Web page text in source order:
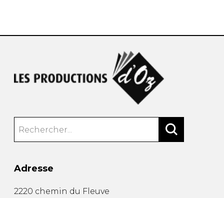
Adresse
2220 chemin du Fleuve